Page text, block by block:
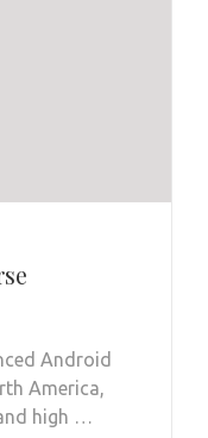
Android
America,
high …